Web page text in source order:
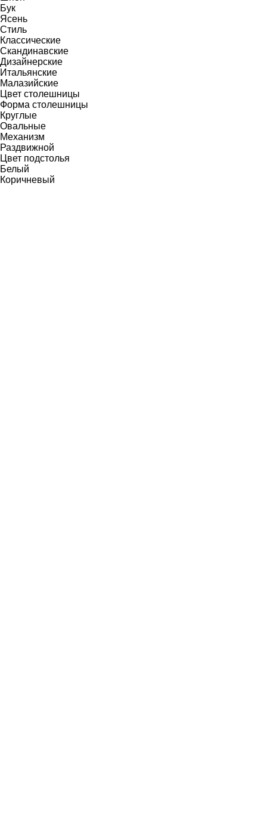
Бук
Ясень
Стиль
Классические
Скандинавские
Дизайнерские
Итальянские
Малазийские
Цвет столешницы
Форма столешницы
Круглые
Овальные
Механизм
Раздвижной
Цвет подстолья
Белый
Коричневый